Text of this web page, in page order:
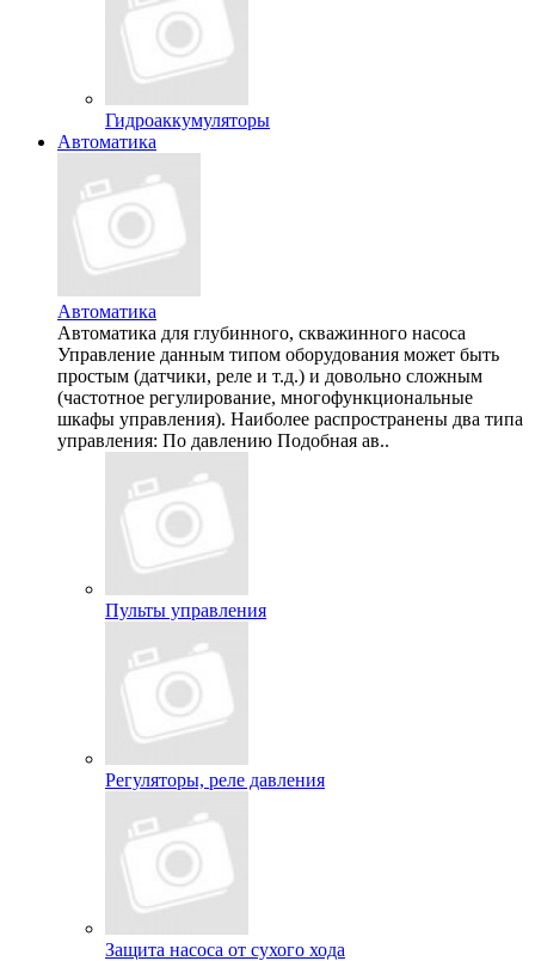
Гидроаккумуляторы
Автоматика
Автоматика
Автоматика для глубинного, скважинного насоса
Управление данным типом оборудования может быть
простым (датчики, реле и т.д.) и довольно сложным
(частотное регулирование, многофункциональные
шкафы управления). Наиболее распространены два типа
управления: По давлению Подобная ав..
Пульты управления
Регуляторы, реле давления
Защита насоса от сухого хода